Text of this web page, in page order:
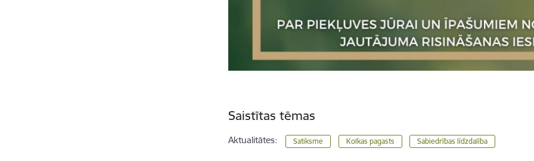
Saistītas tēmas
Aktualitātes: Satiksme Kolkas pagasts Sabiedrības līdzdalība